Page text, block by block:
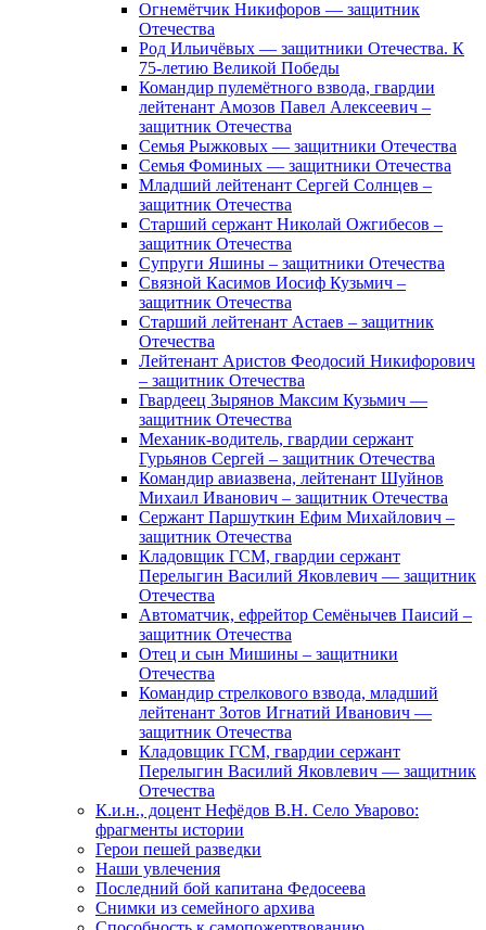
Огнемётчик Никифоров — защитник
Отечества
Род Ильичёвых — защитники Отечества. К
75-летию Великой Победы
Командир пулемётного взвода, гвардии
лейтенант Амозов Павел Алексеевич –
защитник Отечества
Семья Рыжковых — защитники Отечества
Семья Фоминых — защитники Отечества
Младший лейтенант Сергей Солнцев –
защитник Отечества
Старший сержант Николай Ожгибесов –
защитник Отечества
Супруги Яшины – защитники Отечества
Связной Касимов Иосиф Кузьмич –
защитник Отечества
Старший лейтенант Астаев – защитник
Отечества
Лейтенант Аристов Феодосий Никифорович
– защитник Отечества
Гвардеец Зырянов Максим Кузьмич —
защитник Отечества
Механик-водитель, гвардии сержант
Гурьянов Сергей – защитник Отечества
Командир авиазвена, лейтенант Шуйнов
Михаил Иванович – защитник Отечества
Сержант Паршуткин Ефим Михайлович –
защитник Отечества
Кладовщик ГСМ, гвардии сержант
Перелыгин Василий Яковлевич — защитник
Отечества
Автоматчик, ефрейтор Семёнычев Паисий –
защитник Отечества
Отец и сын Мишины – защитники
Отечества
Командир стрелкового взвода, младший
лейтенант Зотов Игнатий Иванович —
защитник Отечества
Кладовщик ГСМ, гвардии сержант
Перелыгин Василий Яковлевич — защитник
Отечества
К.и.н., доцент Нефёдов В.Н. Село Уварово:
фрагменты истории
Герои пешей разведки
Наши увлечения
Последний бой капитана Федосеева
Снимки из семейного архива